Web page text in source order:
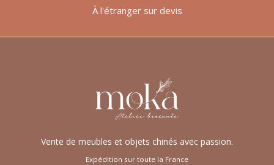
Vente de meubles et objets chinés avec passion.
Expédition sur toute la France
À l'étranger sur devis